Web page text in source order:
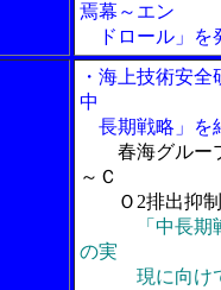
焉幕～エン
ドロール」を
・海上技術安
中
長期戦略」を
春海グルー
～Ｃ
Ｏ2排出抑制
「中長期
の実
現に向け